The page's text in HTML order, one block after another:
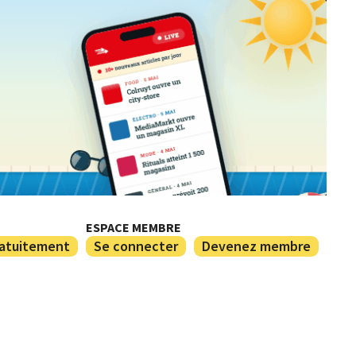
ESPACE MEMBRE
Se connecter Devenez membre